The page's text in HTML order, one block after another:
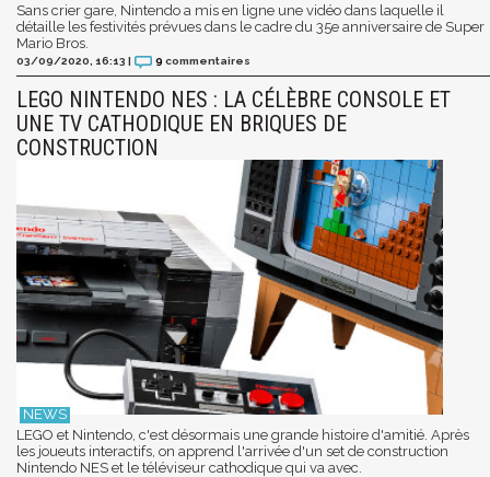
Sans crier gare, Nintendo a mis en ligne une vidéo dans laquelle il
détaille les festivités prévues dans le cadre du 35e anniversaire de Super
Mario Bros.
03/09/2020, 16:13 | 9 commentaires
LEGO NINTENDO NES : LA CÉLÈBRE CONSOLE ET
UNE TV CATHODIQUE EN BRIQUES DE
CONSTRUCTION
LEGO et Nintendo, c'est désormais une grande histoire d'amitié. Après
les joueuts interactifs, on apprend l'arrivée d'un set de construction
Nintendo NES et le téléviseur cathodique qui va avec.